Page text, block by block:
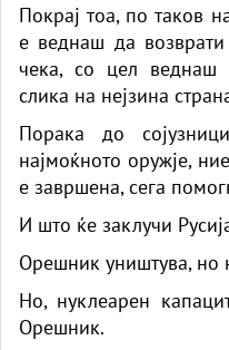
Покрај тоа, по таков
е веднаш да
чека, со цел веднаш
слика на нејзина
Порака до
најмоќното оружје,
е завршена, сега
И што ќе заклучи
Орешник уништува, но
Но, нуклеарен
Орешник.